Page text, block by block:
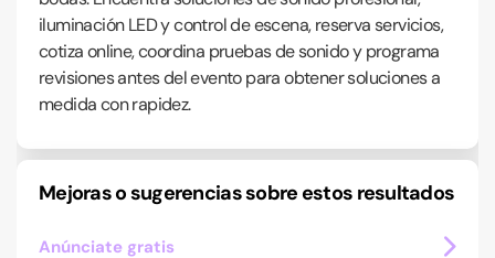
iluminación LED y control de escena, reserva servicios,
cotiza online, coordina pruebas de sonido y programa
revisiones antes del evento para obtener soluciones a
medida con rapidez.
Mejoras o sugerencias sobre estos resultados
Anúnciate gratis